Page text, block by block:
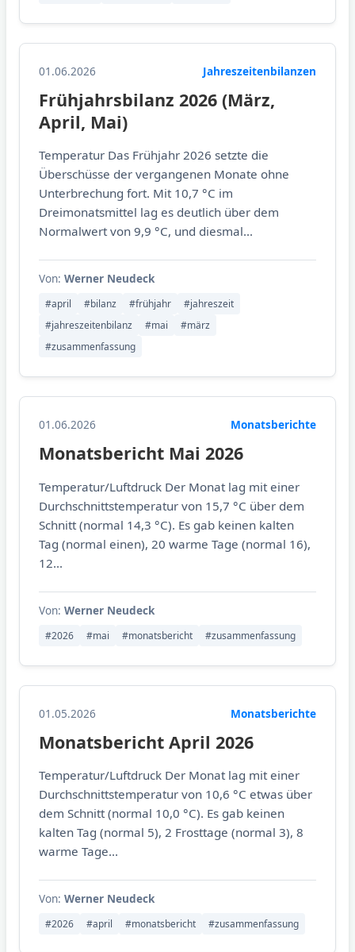
01.06.2026 Jahreszeitenbilanzen
Frühjahrsbilanz 2026 (März,
April, Mai)
Temperatur Das Frühjahr 2026 setzte die
Überschüsse der vergangenen Monate ohne
Unterbrechung fort. Mit 10,7 °C im
Dreimonatsmittel lag es deutlich über dem
Normalwert von 9,9 °C, und diesmal...
Von: Werner Neudeck
#april #bilanz #frühjahr
#jahreszeit
#jahreszeitenbilanz
#mai
#märz
#zusammenfassung
01.06.2026 Monatsberichte
Monatsbericht Mai 2026
Temperatur/Luftdruck Der Monat lag mit einer
Durchschnittstemperatur von 15,7 °C über dem
Schnitt (normal 14,3 °C). Es gab keinen kalten
Tag (normal einen), 20 warme Tage (normal 16),
12...
Von: Werner Neudeck
#2026 #mai #monatsbericht #zusammenfassung
01.05.2026 Monatsberichte
Monatsbericht April 2026
Temperatur/Luftdruck Der Monat lag mit einer
Durchschnittstemperatur von 10,6 °C etwas über
dem Schnitt (normal 10,0 °C). Es gab keinen
kalten Tag (normal 5), 2 Frosttage (normal 3), 8
warme Tage...
Von: Werner Neudeck
#2026 #april #monatsbericht #zusammenfassung